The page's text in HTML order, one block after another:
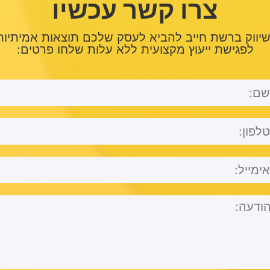
צרו קשר עכשיו
ברשת חייב להביא לעסק שלכם תוצאות
לפגישת ייעוץ מקצועית ללא עלות שלחו פרטים: